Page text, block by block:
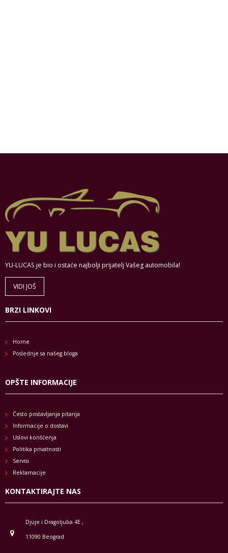
YU-LUCAS je bio i ostaće najbolji prijatelj Vašeg automobila!
VIDI JOŠ
BRZI LINKOVI
Home
Poslednje sa našeg bloga
OPŠTE INFORMACIJE
Često postavljanja pitanja
Informacije o dostavi
Uslovi korišćenja
Politika privatnosti
Servisi
Reklamacije
KONTAKTIRAJTE NAS
Djuje i Dragoljuba 4E ,
11090 Beograd